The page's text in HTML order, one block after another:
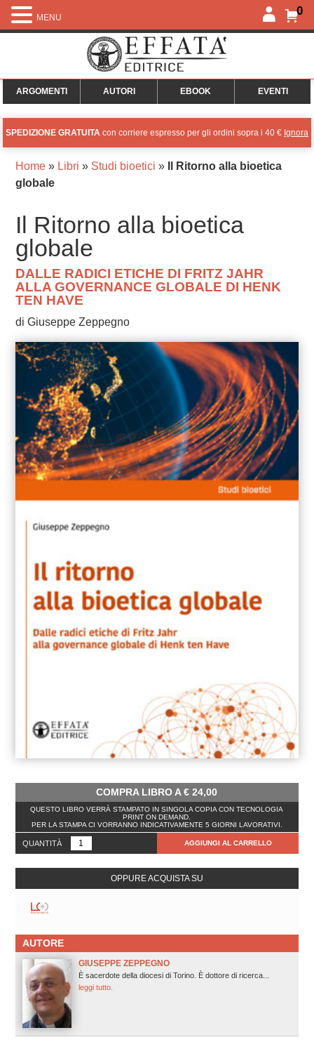
0
ARGOMENTI AUTORI EBOOK EVENTI
SPEDIZIONE GRATUITA con corriere espresso per gli ordini sopra i 40 € Ignora
Home» Libri » Studi bioetici »
Il Ritorno alla bioetica
globale
Il Ritorno alla bioetica
globale
DALLE RADICI ETICHE DI FRITZ JAHR
ALLA GOVERNANCE GLOBALE DI HENK
TEN HAVE
di Giuseppe Zeppegno
COMPRA LIBRO A€ 24,00
QUESTO LIBRO VERRÀ STAMPATO IN SINGOLA COPIA CON TECNOLOGIA
PRINT ON DEMAND.
PER LA STAMPA CI VORRANNO INDICATIVAMENTE 5 GIORNI LAVORATIVI.
QUANTITÀ AGGIUNGI AL CARRELLO
OPPURE ACQUISTA SU
AUTORE
GIUSEPPE ZEPPEGNO
È sacerdote della diocesi di Torino. È dottore di ricerca...
leggi tutto.
MENU